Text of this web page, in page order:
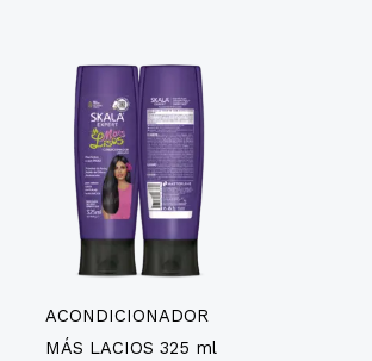
ACONDICIONADOR
MÁS LACIOS 325 ml